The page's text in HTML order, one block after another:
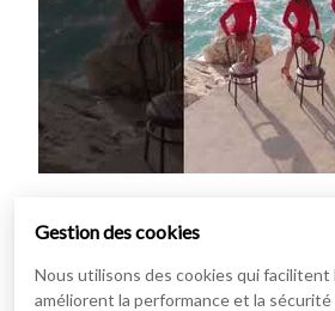
Gestion des cookies
Nous utilisons des cookies qui
améliorent la performance et la